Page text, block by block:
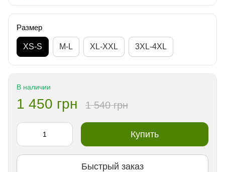
Размер
XS-S M-L XL-XXL 3XL-4XL
В наличии
1 450 грн 1 540 грн
Купить
Быстрый заказ